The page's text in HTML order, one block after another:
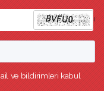
l
ve bildirimleri kabul